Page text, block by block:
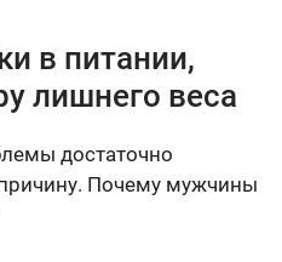
в питании,
лишнего веса
достаточно
Почему мужчины